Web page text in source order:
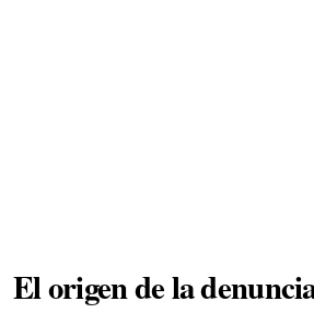
El origen de la